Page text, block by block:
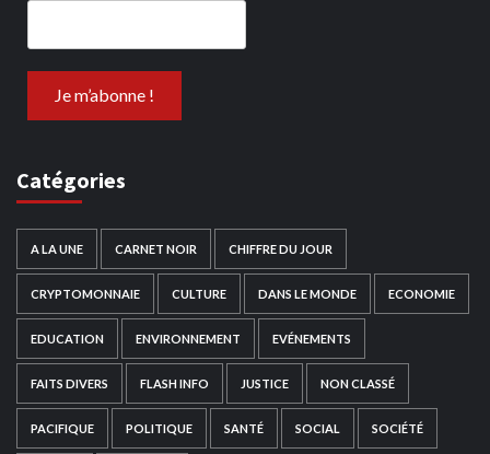
Catégories
A LA UNE CARNET NOIR CHIFFRE DU JOUR
CRYPTOMONNAIE CULTURE DANS LE MONDE ECONOMIE
EDUCATION ENVIRONNEMENT EVÉNEMENTS
FAITS DIVERS FLASH INFO JUSTICE NON CLASSÉ
PACIFIQUE POLITIQUE SANTÉ SOCIAL SOCIÉTÉ